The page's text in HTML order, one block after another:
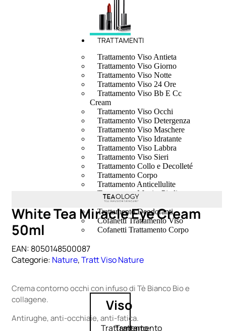
TRATTAMENTI
Trattamento Viso Antieta
Trattamento Viso Giorno
Trattamento Viso Notte
Trattamento Viso 24 Ore
Trattamento Viso Bb E Cc
Cream
Trattamento Viso Occhi
Trattamento Viso Detergenza
Trattamento Viso Maschere
Trattamento Viso Idratante
Trattamento Viso Labbra
Trattamento Viso Sieri
Trattamento Collo e Decolleté
Trattamento Corpo
Trattamento Anticellulite
Trattamento Mani e Piedi
Trattamento Unghie
Trattamento Deodoranti
Cofanetti Trattamento Viso
Cofanetti Trattamento Corpo
Viso
Trattamento
Trattamento
White Tea Miracle Eye Cream
50ml
EAN: 8050148500087
Categorie: Nature,Tratt Viso Nature
Crema contorno occhi con infuso di Tè Bianco Bio e
collagene.
Antirughe, anti-occhiaie, anti-fatica.